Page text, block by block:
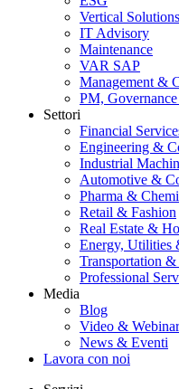
Vertical Solutions
IT Advisory
Maintenance
VAR SAP
Management &
PM,
Settori
Financial
Engineering &
Industrial
Automotive &
Pharma &
Retail & Fashion
Real Estate &
Energy, Utilities
Transportation
Professional
Media
Blog
Video & Webinar
News & Eventi
Lavora con noi